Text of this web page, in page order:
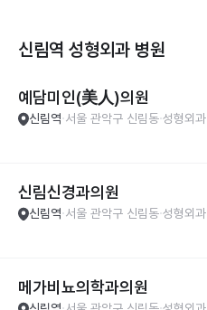
신림역 성형외과 병원
예담미인(美人)의원
신림역 서울 관악구 신림동 성형외과
신림신경과의원
신림역 서울 관악구 신림동 성형외과
메가비뇨의학과의원